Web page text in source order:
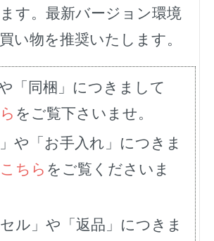
す。最新バージョン環境
い物を推奨いたします。
や「同梱」につきまして
をご覧下さいませ。
」や「お手入れ」につきま
こちら をご覧くださいま
セル」や「返品」につきま